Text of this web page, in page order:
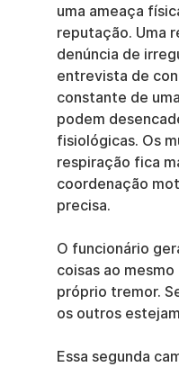
uma ameaça
reputação. Uma
denúncia de
entrevista de
constante de
podem
fisiológicas. Os
respiração fica
coordenação
precisa.
O funcionário
coisas ao
próprio tremor.
os outros
Essa segunda